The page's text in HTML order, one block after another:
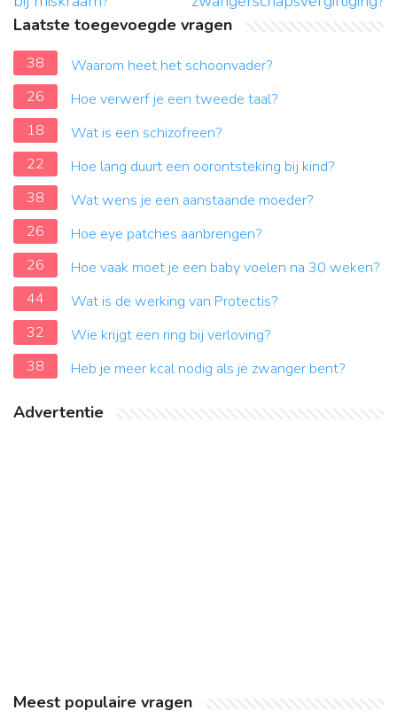
Laatste toegevoegde vragen
38
Waarom heet het schoonvader?
26
Hoe verwerf je een tweede taal?
18
Wat is een schizofreen?
22
Hoe lang duurt een oorontsteking bij kind?
38
Wat wens je een aanstaande moeder?
26
Hoe eye patches aanbrengen?
26
Hoe vaak moet je een baby voelen na 30 weken?
44
Wat is de werking van Protectis?
32
Wie krijgt een ring bij verloving?
38
Heb je meer kcal nodig als je zwanger bent?
Advertentie
Meest populaire vragen